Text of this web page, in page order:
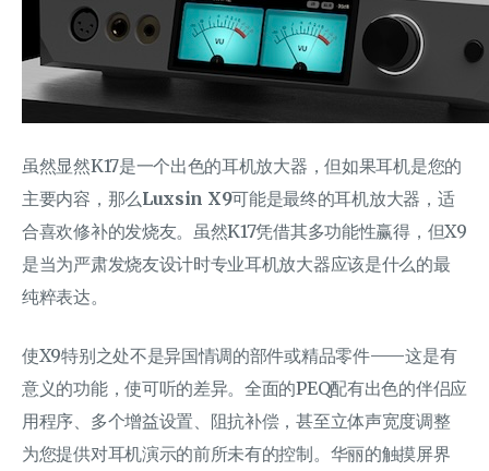
虽然显然K17是一个出色的耳机放大器，但如果耳机是您的
主要内容，那么Luxsin X9可能是最终的耳机放大器，适
合喜欢修补的发烧友。虽然K17凭借其多功能性赢得，但X9
是当为严肃发烧友设计时专业耳机放大器应该是什么的最
纯粹表达。
使X9特别之处不是异国情调的部件或精品零件——这是有
意义的功能，使可听的差异。全面的PEQ配有出色的伴侣应
用程序、多个增益设置、阻抗补偿，甚至立体声宽度调整
为您提供对耳机演示的前所未有的控制。华丽的触摸屏界